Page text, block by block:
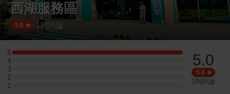
西湖服務區
5.0 1則評論
5
5 星：1 則評論
4
4 星：0 則評論
3
3 星：0 則評論
2
2 星：0 則評論
1
1 星：0 則評論
5.0
5.0
1則評論